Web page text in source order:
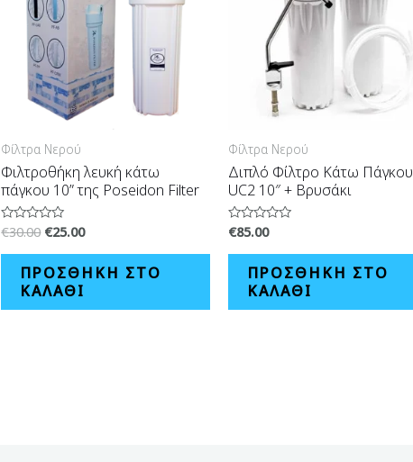
Φίλτρα Νερού
Φιλτροθήκη λευκή κάτω
πάγκου 10” της Poseidon Filter
Βαθμολογήθηκε
0
€30.00 €25.00
ΠΡΟΣΘΉΚΗ ΣΤΟ
ΚΑΛΆΘΙ
Φίλτρα Νερού
Διπλό Φίλτρο Κάτω Πάγκου
UC2 10″ + Βρυσάκι
Βαθμολογήθηκε
0
€85.00
ΠΡΟΣΘΉΚΗ ΣΤΟ
ΚΑΛΆΘΙ